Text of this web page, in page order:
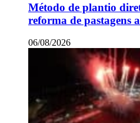
Método de plantio
reforma de pastagens
06/08/2026